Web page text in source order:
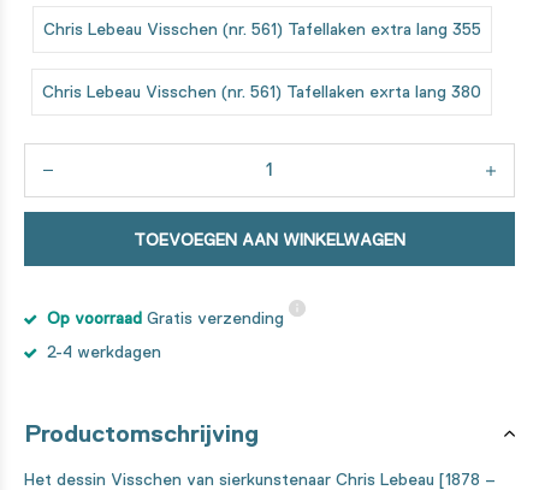
Chris Lebeau Visschen (nr. 561) Tafellaken extra lang 355
Chris Lebeau Visschen (nr. 561) Tafellaken exrta lang 380
TOEVOEGEN AAN WINKELWAGEN
Op voorraad Gratis verzending
2-4 werkdagen
Productomschrijving
Het dessin Visschen van sierkunstenaar Chris Lebeau [1878 –